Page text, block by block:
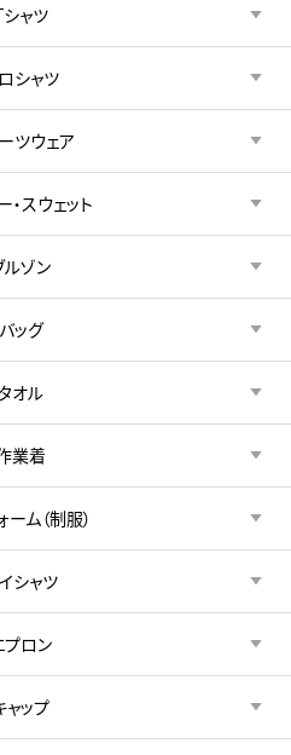
ャツ
シャツ
ツウェア
・スウェット
ルゾン
バッグ
オル
業着
ーム（制服）
シャツ
プロン
ャップ